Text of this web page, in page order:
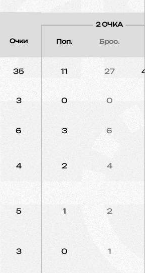
Очки
2 ОЧКА
Поп. Брос.
35 11 27
3 0 0
6 3 6
4 2 4
5 1 2
3 0 1